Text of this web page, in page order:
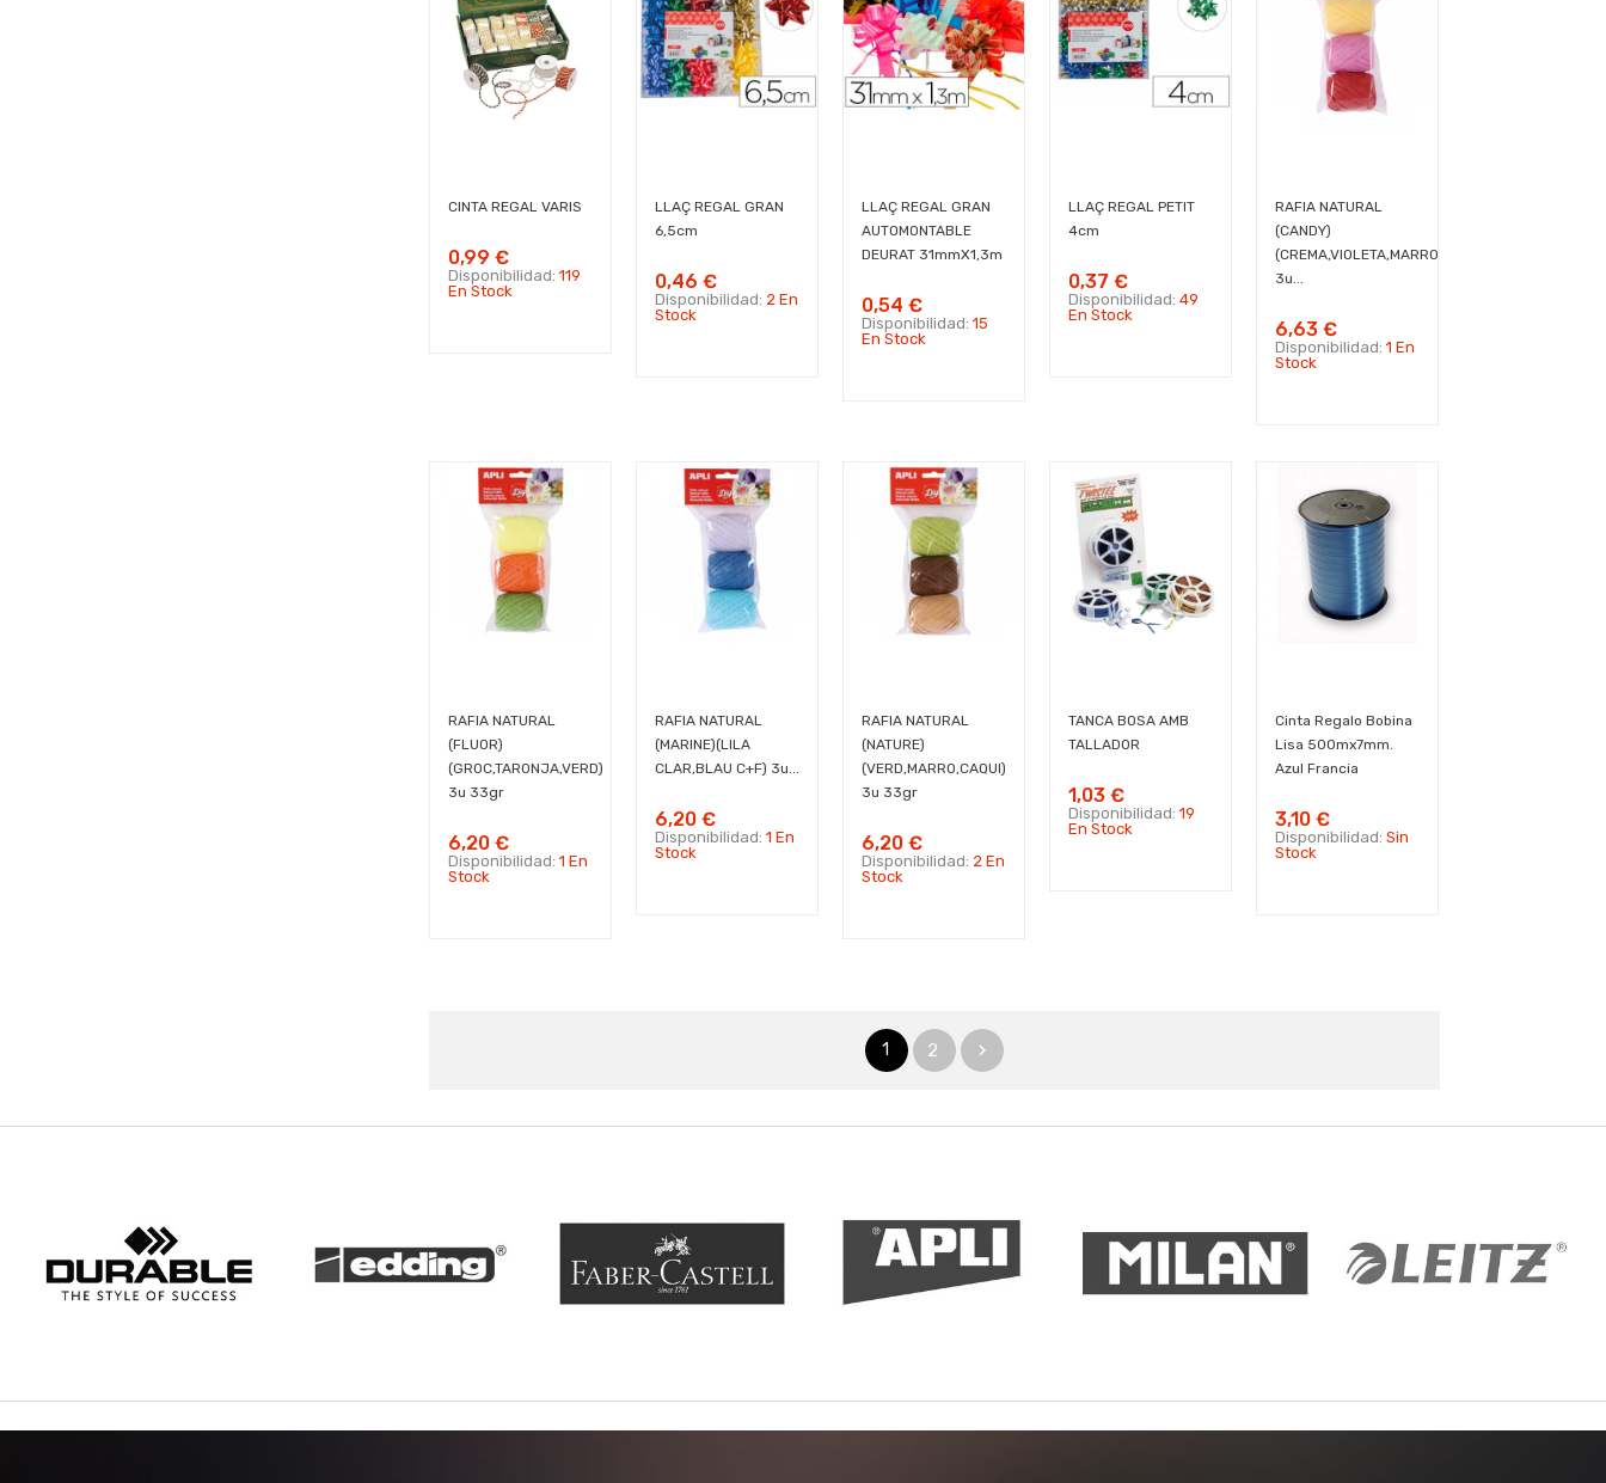
CINTA REGAL VARIS
0,99 €
Disponibilidad: 119
En Stock
LLAÇ REGAL GRAN
6,5cm
0,46 €
Disponibilidad: 2 En
Stock
LLAÇ REGAL GRAN
AUTOMONTABLE
DEURAT 31mmX1,3m
0,54 €
Disponibilidad: 15
En Stock
LLAÇ REGAL PETIT
4cm
0,37 €
Disponibilidad:49
En Stock
RAFIA NATURAL
(CANDY)
(CREMA,VIOLETA,MARRO)
3u...
6,63 €
Disponibilidad:1 En
Stock
RAFIA NATURAL
(FLUOR)
(GROC,TARONJA,VERD)
3u 33gr
6,20 €
Disponibilidad: 1 En
Stock
RAFIA NATURAL
(MARINE)(LILA
CLAR,BLAU C+F) 3u...
6,20 €
Disponibilidad: 1 En
Stock
RAFIA NATURAL
(NATURE)
(VERD,MARRO,CAQUI)
3u 33gr
6,20 €
Disponibilidad: 2 En
Stock
TANCA BOSA AMB
TALLADOR
1,03 €
Disponibilidad:19
En Stock
Cinta Regalo Bobina
Lisa 500mx7mm.
Azul Francia
3,10 €
Disponibilidad:Sin
Stock
1 2 